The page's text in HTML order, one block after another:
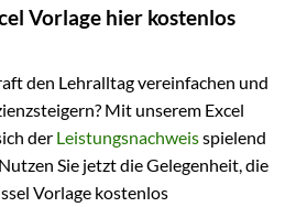
Vorlage hier kostenlos
den Lehralltag vereinfachen und
Mit unserem Excel
der Leistungsnachweisspielend
Sie jetzt die Gelegenheit, die
Vorlage kostenlos